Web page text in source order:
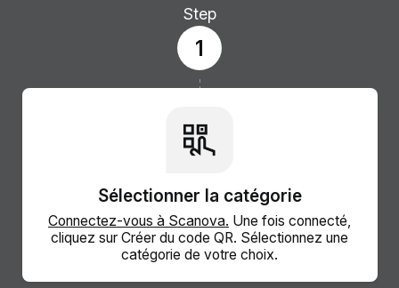
Step
1
Sélectionner la catégorie
Connectez-vous à Scanova. Une fois connecté,
cliquez sur Créer du code QR. Sélectionnez une
catégorie de votre choix.